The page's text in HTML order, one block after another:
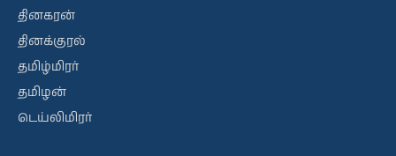
தினகரன்
தினக்குரல்
தமிழ்மிரர்
தமிழன்
டெய்லிமிரர்